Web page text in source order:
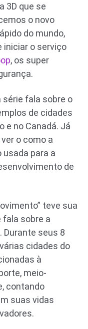
3D que se
o novo
do mundo,
iniciar o serviço
, os super
série fala sobre o
de cidades
e no Canadá. Já
o como a
para a
de
teve sua
fala sobre a
Durante seus 8
cidades do
à
meio-
contando
suas vidas